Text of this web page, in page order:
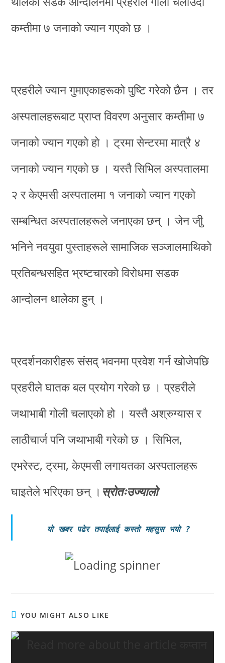
कम्तीमा ७ जनाको ज्यान गएको छ ।
प्रहरीले ज्यान गुमाएकाहरूको पुष्टि गरेको छैन । तर
अस्पतालहरूबाट प्राप्त विवरण अनुसार कम्तीमा ७
जनाको ज्यान गएको हो । ट्रमा सेन्टरमा मात्रै ४
जनाको ज्यान गएको छ । यस्तै सिभिल अस्पतालमा
२ र केएमसी अस्पतालमा १ जनाको ज्यान गएको
सम्बन्धित अस्पतालहरूले जनाएका छन् । जेन जीु
भनिने नवयुवा पुस्ताहरूले सामाजिक सञ्जालमाथिको
प्रतिबन्धसहित भ्रष्टचारको विरोधमा सडक
आन्दोलन थालेका हुन् ।
प्रदर्शनकारीहरू संसद् भवनमा प्रवेश गर्न खोजेपछि
प्रहरीले घातक बल प्रयोग गरेको छ । प्रहरीले
जथाभाबी गोली चलाएको हो । यस्तै अश्रुग्यास र
लाठीचार्ज पनि जथाभाबी गरेको छ । सिभिल,
एभरेस्ट, ट्रमा, केएमसी लगायतका अस्पतालहरू
घाइतेले भरिएका छन् । स्रोतःउज्यालो
यो खबर पढेर तपाईलाई कस्तो महसुस भयो?
YOU MIGHT ALSO LIKE